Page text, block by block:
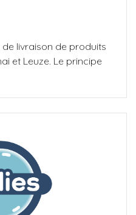
livraison de produits
et Leuze. Le principe